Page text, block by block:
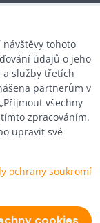
návštěvy tohoto
údajů o jeho
služby třetích
partnerům v
všechny
zpracováním.
upravit své
ochrany soukromí